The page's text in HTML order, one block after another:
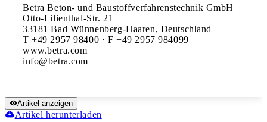
Betra Beton- und Baustoffverfahrenstechnik GmbH
Otto-Lilienthal-Str. 21
33181 Bad Wünnenberg-Haaren, Deutschland
T +49 2957 98400 · F +49 2957 984099
www.betra.com
Artikel anzeigen
Artikel herunterladen